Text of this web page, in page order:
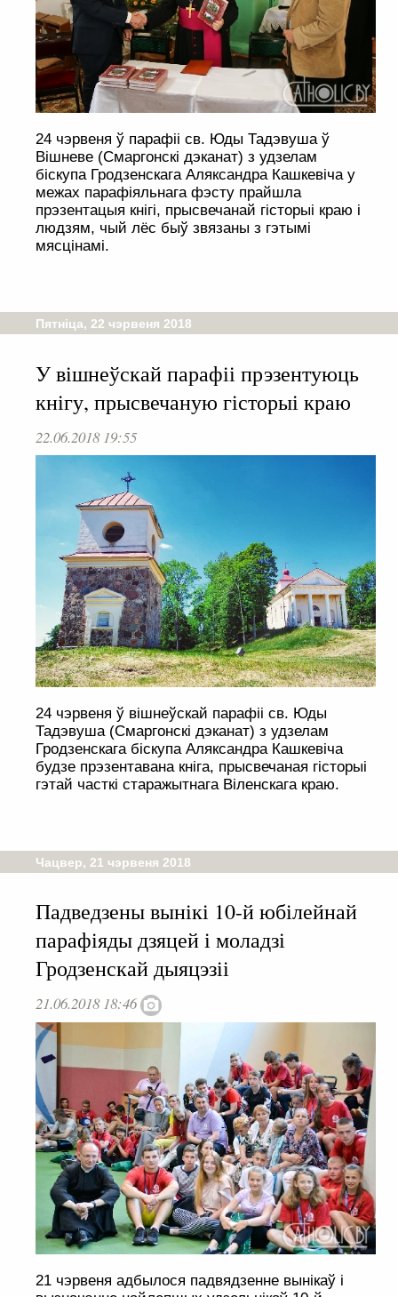
24 чэрвеня ў парафіі св. Юды Тадэвуша ў
Вішневе (Смаргонскі дэканат) з удзелам
біскупа Гродзенскага Аляксандра Кашкевіча у
межах парафіяльнага фэсту прайшла
прэзентацыя кнігі, прысвечанай гісторыі краю і
людзям, чый лёс быў звязаны з гэтымі
мясцінамі.
Пятніца, 22 чэрвеня 2018
У вішнеўскай парафіі прэзентуюць
кнігу, прысвечаную гісторыі краю
22.06.2018 19:55
24 чэрвеня ў вішнеўскай парафіі св. Юды
Тадэвуша (Смаргонскі дэканат) з удзелам
Гродзенскага біскупа Аляксандра Кашкевіча
будзе прэзентавана кніга, прысвечаная гісторыі
гэтай часткі старажытнага Віленскага краю.
Чацвер, 21 чэрвеня 2018
Падведзены вынікі 10-й юбілейнай
парафіяды дзяцей і моладзі
Гродзенскай дыяцэзіі
21.06.2018 18:46
21 чэрвеня адбылося падвядзенне вынікаў і